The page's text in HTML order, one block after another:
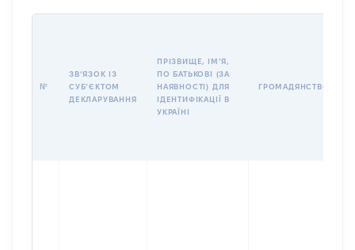
№
ЗВʼЯЗОК ІЗ
СУБʼЄКТОМ
ДЕКЛАРУВАННЯ
ПРІЗВИЩЕ, ІМʼЯ,
ПО БАТЬКОВІ (ЗА
НАЯВНОСТІ) ДЛЯ
ІДЕНТИФІКАЦІЇ В
УКРАЇНІ
ГРОМАДЯНСТВО